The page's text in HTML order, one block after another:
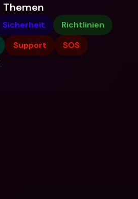
Themen
Sicherheit
Richtlinien
Support SOS